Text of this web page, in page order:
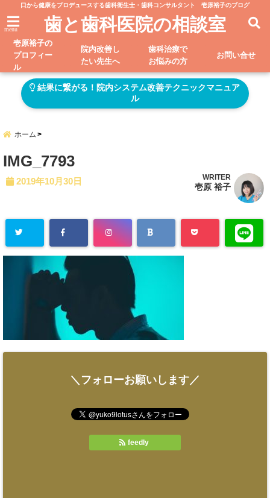
口から健康をプロデュースする歯科衛生士・歯科コンサルタント 壱原裕子のブログ
menu 歯と歯科医院の相談室
壱原裕子の
プロフィー
ル
院内改善し
たい先生へ
歯科治療で
お悩みの方
お問い合せ
結果に繋がる！院内システム改善テクニックマニュア
ル
ホーム
IMG_7793
2019年10月30日 WRITER
壱原 裕子
＼フォローお願いします／
feedly